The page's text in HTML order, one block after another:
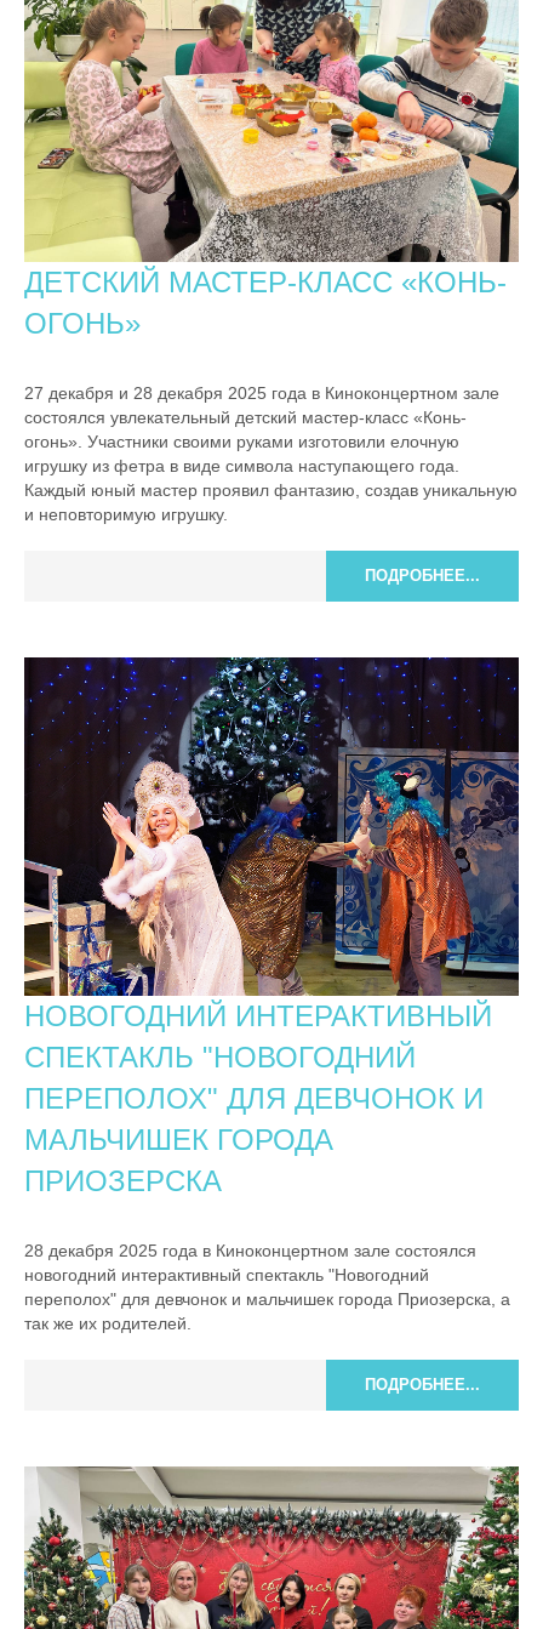
ДЕТСКИЙ МАСТЕР-КЛАСС «КОНЬ-
ОГОНЬ»
27 декабря и 28 декабря 2025 года в Киноконцертном зале
состоялся увлекательный детский мастер-класс «Конь-
огонь». Участники своими руками изготовили елочную
игрушку из фетра в виде символа наступающего года.
Каждый юный мастер проявил фантазию, создав уникальную
и неповторимую игрушку.
ПОДРОБНЕЕ...
НОВОГОДНИЙ ИНТЕРАКТИВНЫЙ
СПЕКТАКЛЬ "НОВОГОДНИЙ
ПЕРЕПОЛОХ" ДЛЯ ДЕВЧОНОК И
МАЛЬЧИШЕК ГОРОДА
ПРИОЗЕРСКА
28 декабря 2025 года в Киноконцертном зале состоялся
новогодний интерактивный спектакль "Новогодний
переполох" для девчонок и мальчишек города Приозерска, а
так же их родителей.
ПОДРОБНЕЕ...